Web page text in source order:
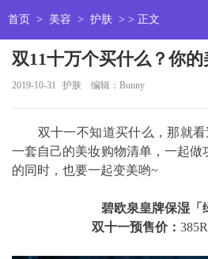
首页 > 美容 > 护肤 > > 正文
双11十万个买什么？你的
2019-10-31 护肤 编辑：Bunny
双十一不知道买什么，那就看
一套自己的美妆购物清单，一起做
的同时，也要一起变美哟~
碧欧泉皇牌保湿「
双十一预售价：